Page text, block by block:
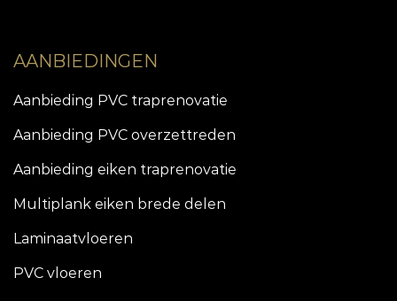
AANBIEDINGEN
Aanbieding PVC traprenovatie
Aanbieding PVC overzettreden
Aanbieding eiken traprenovatie
Multiplank eiken brede delen
Laminaatvloeren
PVC vloeren